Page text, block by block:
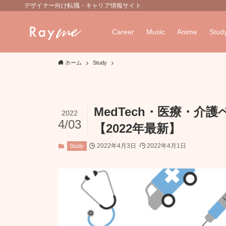
デザイナー向け転職・キャリア情報サイト
Career Music Anime
ホーム Study
MedTech・医療・介護
【2022年最新】
2022
4/03
Study 2022年4月3日 2022年4月1日